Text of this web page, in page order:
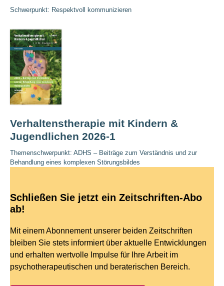
Schwerpunkt: Respektvoll kommunizieren
Verhaltenstherapie mit Kindern &
Jugendlichen 2026-1
Themenschwerpunkt: ADHS – Beiträge zum Verständnis und zur
Behandlung eines komplexen Störungsbildes
Schließen Sie jetzt ein Zeitschriften-Abo
ab!
Mit einem Abonnement unserer beiden Zeitschriften
bleiben Sie stets informiert über aktuelle Entwicklungen
und erhalten wertvolle Impulse für Ihre Arbeit im
psychotherapeutischen und beraterischen Bereich.